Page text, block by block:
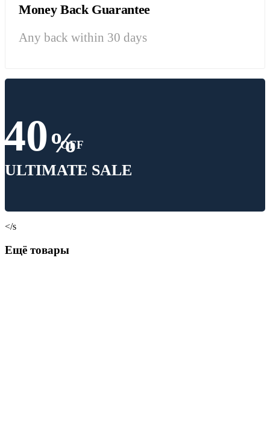
Money Back Guarantee
Any back within 30 days
40%
OFF
ULTIMATE SALE
</s
Ещё товары